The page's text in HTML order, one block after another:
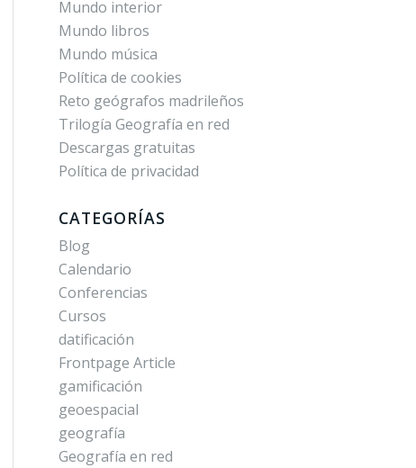
Mundo interior
Mundo libros
Mundo música
Política de cookies
Reto geógrafos madrileños
Trilogía Geografía en red
Descargas gratuitas
Política de privacidad
CATEGORÍAS
Blog
Calendario
Conferencias
Cursos
datificación
Frontpage Article
gamificación
geoespacial
geografía
Geografía en red